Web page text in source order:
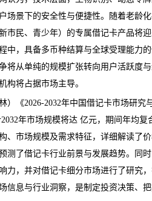
场景下的安全性与便捷性。随着老龄
市民、青少年）的专属借记卡产品将
中，具备多币种结算与全球受理能力
将从单纯的规模扩张转向用户活跃度
构将占据市场主导。
）《2026-2032年中国借记卡市场研究
年市场规模将达 亿元，期间年均
、市场规模及需求特征，详细解读了
测了借记卡行业前景与发展趋势。同
力，并对借记卡细分市场进行了研究
信息与行业洞察，是制定投资决策、